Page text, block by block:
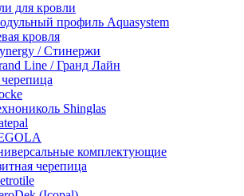
для кровли
профиль Aquasystem
кровля
/ Стинержи
Line / Гранд Лайн
Shinglas
комплектующие
черепица